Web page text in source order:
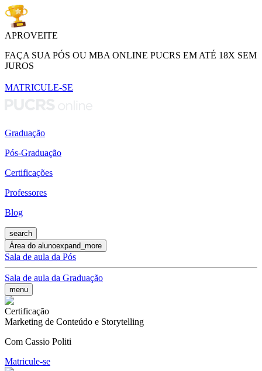
APROVEITE
FAÇA SUA PÓS OU MBA ONLINE PUCRS EM ATÉ 18X SEM
JUROS
MATRICULE-SE
Graduação
Pós-Graduação
Certificações
Professores
Blog
search
Área do alunoexpand_more
Sala de aula da Pós
Sala de aula da Graduação
menu
Certificação
Marketing de Conteúdo e Storytelling
Com Cassio Politi
Matricule-se